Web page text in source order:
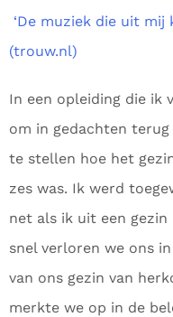
‘De muziek die uit
(trouw.nl)
In een opleiding die ik
om in gedachten
te stellen hoe het
zes was. Ik werd
net als ik uit een
snel verloren we ons
van ons gezin van
merkte we op in de